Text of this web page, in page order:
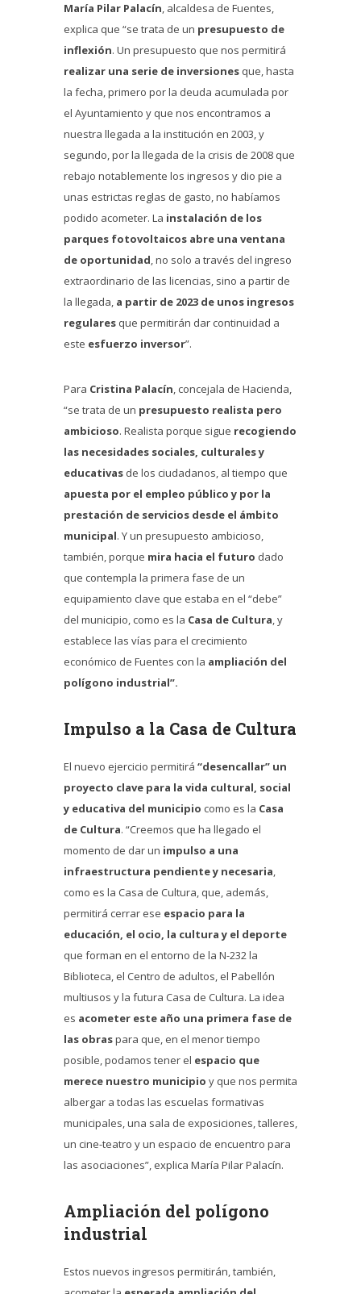
María Pilar Palacín, alcaldesa de Fuentes,
explica que “se trata de un presupuesto de
inflexión. Un presupuesto que nos permitirá
realizar una serie de inversiones que, hasta
la fecha, primero por la deuda acumulada por
el Ayuntamiento y que nos encontramos a
nuestra llegada a la institución en 2003, y
segundo, por la llegada de la crisis de 2008 que
rebajo notablemente los ingresos y dio pie a
unas estrictas reglas de gasto, no habíamos
podido acometer. La instalación de los
parques fotovoltaicos abre una ventana
de oportunidad, no solo a través del ingreso
extraordinario de las licencias, sino a partir de
la llegada, a partir de 2023 de unos ingresos
regulares que permitirán dar continuidad a
este esfuerzo inversor”.
Para Cristina Palacín, concejala de Hacienda,
“se trata de un presupuesto realista pero
ambicioso. Realista porque sigue recogiendo
las necesidades sociales, culturales y
educativas de los ciudadanos, al tiempo que
apuesta por el empleo público y por la
prestación de servicios desde el ámbito
municipal. Y un presupuesto ambicioso,
también, porque mira hacia el futuro dado
que contempla la primera fase de un
equipamiento clave que estaba en el “debe”
del municipio, como es la Casa de Cultura, y
establece las vías para el crecimiento
económico de Fuentes con la ampliación del
polígono industrial”.
Impulso a la Casa de Cultura
El nuevo ejercicio permitirá “desencallar” un
proyecto clave para la vida cultural, social
y educativa del municipio como es la Casa
de Cultura. “Creemos que ha llegado el
momento de dar un impulso a una
infraestructura pendiente y necesaria,
como es la Casa de Cultura, que, además,
permitirá cerrar ese espacio para la
educación, el ocio, la cultura y el deporte
que forman en el entorno de la N-232 la
Biblioteca, el Centro de adultos, el Pabellón
multiusos y la futura Casa de Cultura. La idea
es acometer este año una primera fase de
las obraspara que, en el menor tiempo
posible, podamos tener el espacio que
merece nuestro municipio y que nos permita
albergar a todas las escuelas formativas
municipales, una sala de exposiciones, talleres,
un cine-teatro y un espacio de encuentro para
las asociaciones”, explica María Pilar Palacín.
Ampliación del polígono
industrial
Estos nuevos ingresos permitirán, también,